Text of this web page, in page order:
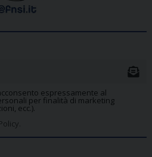
espressamente al
per finalità di marketing
ecc.).